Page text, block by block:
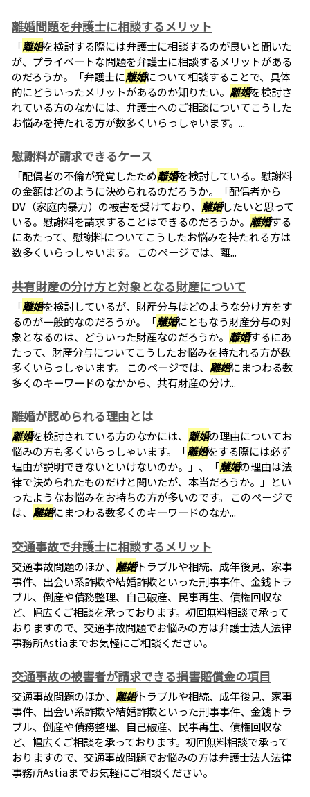
離婚問題を弁護士に相談するメリット
「離婚を検討する際には弁護士に相談するのが良いと聞いた
が、プライベートな問題を弁護士に相談するメリットがある
のだろうか。「弁護士に離婚について相談することで、具体
的にどういったメリットがあるのか知りたい。 離婚を検討さ
れている方のなかには、弁護士へのご相談についてこうした
お悩みを持たれる方が数多くいらっしゃいます。...
慰謝料が請求できるケース
「配偶者の不倫が発覚したため離婚を検討している。慰謝料
の金額はどのように決められるのだろうか。「配偶者から
DV（家庭内暴力）の被害を受けており、 離婚したいと思って
いる。慰謝料を請求することはできるのだろうか。 離婚する
にあたって、慰謝料についてこうしたお悩みを持たれる方は
数多くいらっしゃいます。 このページでは、離...
共有財産の分け方と対象となる財産について
「離婚を検討しているが、財産分与はどのような分け方をす
るのが一般的なのだろうか。「離婚にともなう財産分与の対
象となるのは、どういった財産なのだろうか。 離婚するにあ
たって、財産分与についてこうしたお悩みを持たれる方が数
多くいらっしゃいます。 このページでは、 離婚にまつわる数
多くのキーワードのなかから、共有財産の分け...
離婚が認められる理由とは
離婚を検討されている方のなかには、 離婚の理由についてお
悩みの方も多くいらっしゃいます。「離婚をする際には必ず
理由が説明できないといけないのか。」、「離婚の理由は法
律で決められたものだけと聞いたが、本当だろうか。」とい
ったようなお悩みをお持ちの方が多いのです。 このページで
は、 離婚にまつわる数多くのキーワードのなか...
交通事故で弁護士に相談するメリット
交通事故問題のほか、 離婚トラブルや相続、成年後見、家事
事件、出会い系詐欺や結婚詐欺といった刑事事件、金銭トラ
ブル、倒産や債務整理、自己破産、民事再生、債権回収な
ど、幅広くご相談を承っております。初回無料相談で承って
おりますので、交通事故問題でお悩みの方は弁護士法人法律
事務所Astiaまでお気軽にご相談ください。
交通事故の被害者が請求できる損害賠償金の項目
交通事故問題のほか、 離婚トラブルや相続、成年後見、家事
事件、出会い系詐欺や結婚詐欺といった刑事事件、金銭トラ
ブル、倒産や債務整理、自己破産、民事再生、債権回収な
ど、幅広くご相談を承っております。初回無料相談で承って
おりますので、交通事故問題でお悩みの方は弁護士法人法律
事務所Astiaまでお気軽にご相談ください。